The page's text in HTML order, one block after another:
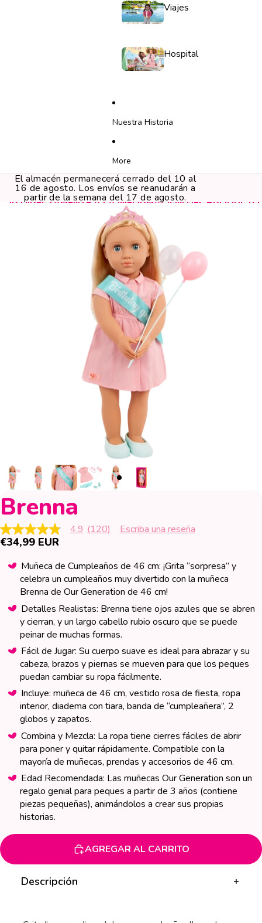
Viajes
Hospital
Nuestra Historia
More
El almacén permanecerá cerrado del 10 al
16 de agosto. Los envíos se reanudarán a
partir de la semana del 17 de agosto.
IR DIRECTAMENTE A LA INFORMACIÓN DEL PRODUCTO
Brenna
4.9
de
estrellas,
valor
medio
valoración.
Read
Reviews.
Enlace
en
misma
página.
4.9 (120) Escriba una reseña
€34,99 EUR
Muñeca de Cumpleaños de 46 cm: ¡Grita “sorpresa” y
celebra un cumpleaños muy divertido con la muñeca
Brenna de Our Generation de 46 cm!
Detalles Realistas: Brenna tiene ojos azules que se abren
y cierran, y un largo cabello rubio oscuro que se puede
peinar de muchas formas.
Fácil de Jugar: Su cuerpo suave es ideal para abrazar y su
cabeza, brazos y piernas se mueven para que los peques
puedan cambiar su ropa fácilmente.
Incluye: muñeca de 46 cm, vestido rosa de fiesta, ropa
interior, diadema con tiara, banda de “cumpleañera”, 2
globos y zapatos.
Combina y Mezcla: La ropa tiene cierres fáciles de abrir
para poner y quitar rápidamente. Compatible con la
mayoría de muñecas, prendas y accesorios de 46 cm.
Edad Recomendada: Las muñecas Our Generation son un
regalo genial para peques a partir de 3 años (contiene
piezas pequeñas), animándolos a crear sus propias
historias.
AGREGAR AL CARRITO
Descripción